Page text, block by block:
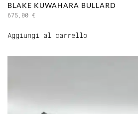
BLAKE KUWAHARA BULLARD
675,00 €
Aggiungi al carrello